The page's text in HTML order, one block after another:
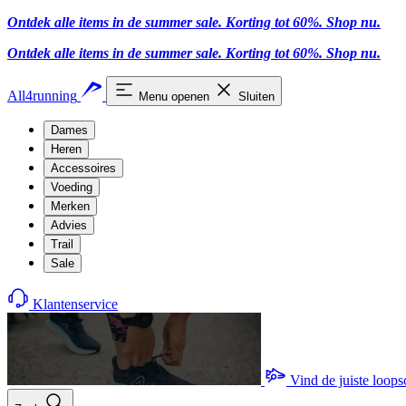
Ontdek alle items in de summer sale. Korting tot 60%. Shop nu.
Ontdek alle items in de summer sale. Korting tot 60%. Shop nu.
All4running Menu openen Sluiten
Dames
Heren
Accessoires
Voeding
Merken
Advies
Trail
Sale
Klantenservice
Vind de juiste